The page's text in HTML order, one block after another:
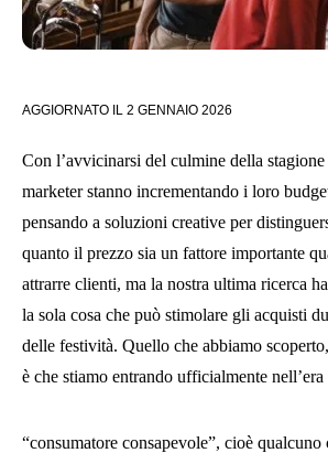
AGGIORNATO IL 2 GENNAIO 2026
Con l’avvicinarsi del culmine della
marketer stanno incrementando i loro
pensando a soluzioni creative per
quanto il prezzo sia un fattore importante
attrarre clienti, ma la nostra ultima ricerca
la sola cosa che può stimolare gli acquisti
delle festività. Quello che abbiamo
è che stiamo entrando ufficialmente nell’era
“consumatore consapevole”, cioè qualcuno